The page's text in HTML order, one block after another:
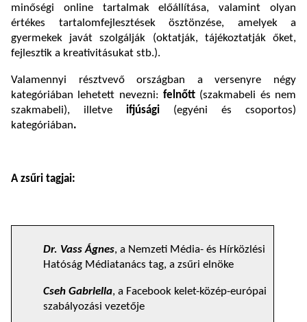
minőségi online tartalmak előállítása, valamint olyan
értékes tartalomfejlesztések ösztönzése, amelyek a
gyermekek javát szolgálják (oktatják, tájékoztatják őket,
fejlesztik a kreativitásukat stb.).
Valamennyi résztvevő országban a versenyre négy
kategóriában lehetett nevezni: felnőtt (szakmabeli és nem
szakmabeli), illetve ifjúsági (egyéni és csoportos)
kategóriában.
A zsűri tagjai:
Dr. Vass Ágnes, a Nemzeti Média- és Hírközlési
Hatóság Médiatanács tag, a zsűri elnöke
Cseh Gabriella, a Facebook kelet-közép-európai
szabályozási vezetője